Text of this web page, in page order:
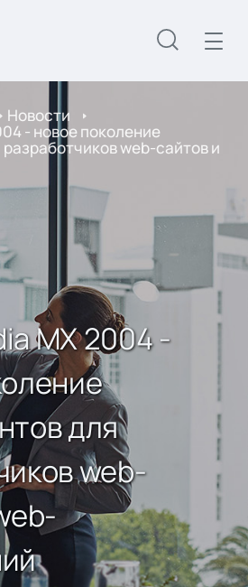
Новости
- новое поколение
web-сайтов и
MX 2004 -
для
web-